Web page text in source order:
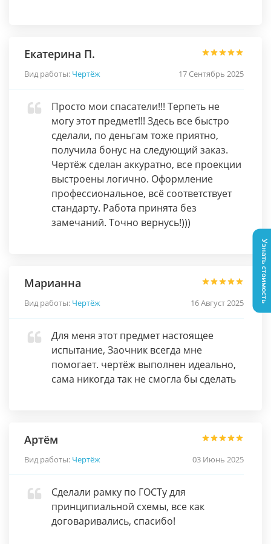
Екатерина П.
Вид работы: Чертёж 17 Сентябрь 2025
Просто мои спасатели!!! Терпеть не
могу этот предмет!!! Здесь все быстро
сделали, по деньгам тоже приятно,
получила бонус на следующий заказ.
Чертёж сделан аккуратно, все проекции
выстроены логично. Оформление
профессиональное, всё соответствует
стандарту. Работа принята без
замечаний. Точно вернусь!)))
Марианна
Вид работы: Чертёж 16 Август 2025
Для меня этот предмет настоящее
испытание, Заочник всегда мне
помогает. чертёж выполнен идеально,
сама никогда так не смогла бы сделать
Артём
Вид работы: Чертёж 03 Июнь 2025
Сделали рамку по ГОСТу для
принципиальной схемы, все как
договаривались, спасибо!
Узнать стоимость